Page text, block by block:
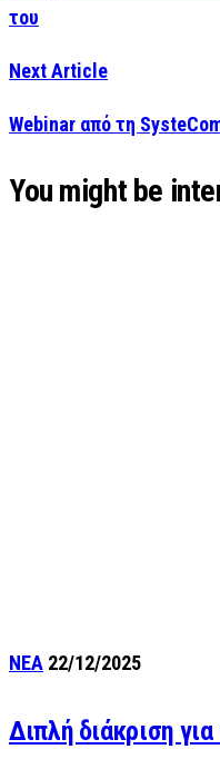
του
Next Article
Webinar από τη
You might be
ΝΕΑ 22/12/2025
Διπλή διάκριση